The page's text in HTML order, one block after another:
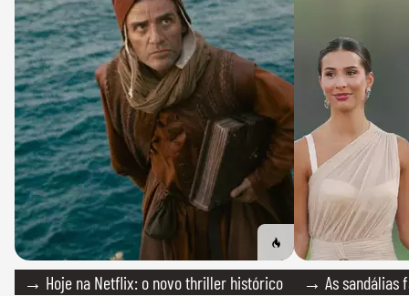
→ Hoje na Netflix: o novo thriller histórico
→ As sandálias